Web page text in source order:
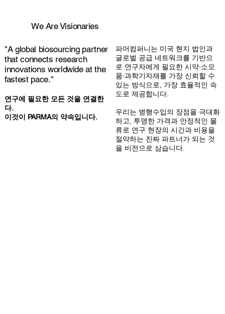
We Are Visionaries
"A global biosourcing partner
that connects research
innovations worldwide at the
fastest pace."
연구에 필요한 모든 것을 연결한
다.
이것이 PARMA의 약속입니다.
파머컴퍼니는 미국 현지 법인과
글로벌 공급 네트워크를 기반으
로 연구자에게 필요한 시약·소모
품·과학기자재를 가장 신뢰할 수
있는 방식으로, 가장 효율적인 속
도로 제공합니다.
우리는 병행수입의 장점을 극대화
하고, 투명한 가격과 안정적인 물
류로 연구 현장의 시간과 비용을
절약하는 진짜 파트너가 되는 것
을 비전으로 삼습니다.